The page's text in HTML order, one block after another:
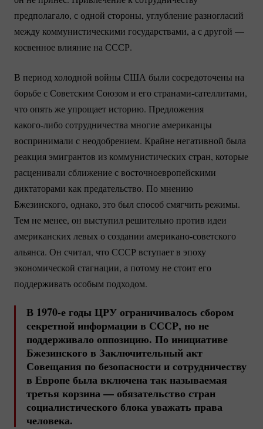
предполагало, с одной стороны, углубление разногласий
между коммунистическими государствами, а с другой —
косвенное влияние на СССР.
В период холодной войны США были сосредоточены на
борьбе с Советским Союзом и егостранами-сателлитами,
что опять же упрощает историю. Предложения
какого-либосотрудничества многие американцы
воспринимали с неодобрением. Крайне негативной была
реакция эмигрантов из коммунистических стран, которые
расценивали сближение с восточноевропейскими
диктаторами как предательство. По мнению
Бжезинского, однако, это был способ смягчить режимы.
Тем не менее, он выступил решительно против идеи
американских левых о создании американо-советского
альянса. Он считал, что СССР вступает в эпоху
экономической стагнации, а потому не стоит его
поддерживать особым подходом.
В 1970-е годы ЦРУ ограничивалось сбором
секретной информации в СССР, но не
поддерживало оппозицию. По инициативе
Бжезинского в Заключительный акт
Совещания по безопасности и сотрудничеству
в Европе была включена так называемая
третья корзина — обязательство стран
социалистического блока уважать права
человека.